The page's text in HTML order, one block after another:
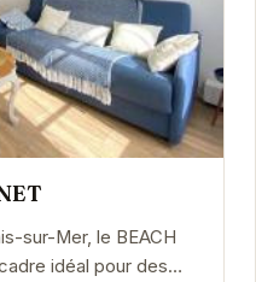
sur-Mer, le BEACH
idéal pour des